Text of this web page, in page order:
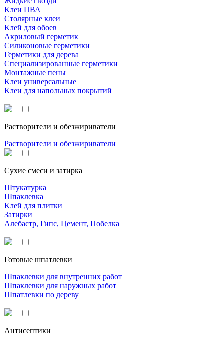
Клеи ПВА
Столярные клеи
Клей для обоев
Акриловый герметик
Силиконовые герметики
Герметики для дерева
Специализированные герметики
Монтажные пены
Клеи универсальные
Клеи для напольных покрытий
Растворители и обезжириватели
Растворители и обезжириватели
Сухие смеси и затирка
Штукатурка
Шпаклевка
Клей для плитки
Затирки
Алебастр, Гипс, Цемент, Побелка
Готовые шпатлевки
Шпаклевки для внутренних работ
Шпаклевки для наружных работ
Шпатлевки по дереву
Антисептики